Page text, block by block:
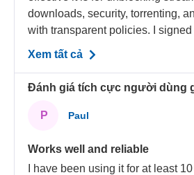
downloads, security, torrenting,
with transparent policies. I signed
Xem tất cả
Đánh giá tích cực người dùng
P Paul
Works well and reliable
I have been using it for at least